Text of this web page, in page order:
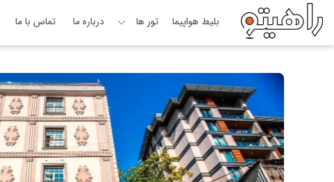
بلیط هواپیما تور ها درباره ما تماس با ما